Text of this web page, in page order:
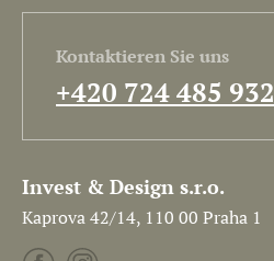
Kontaktieren Sie uns
+420 724 485 932
Invest & Design s.r.o.
Kaprova 42/14, 110 00 Praha 1